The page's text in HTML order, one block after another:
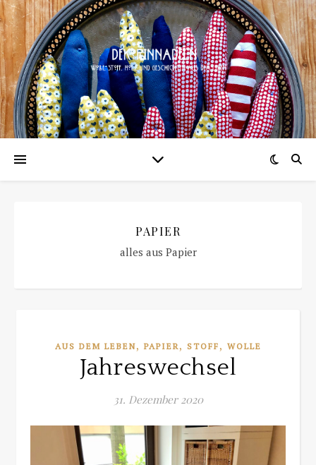
PAPIER
alles aus Papier
AUS DEM LEBEN, PAPIER, STOFF , WOLLE
Jahreswechsel
31. Dezember 2020